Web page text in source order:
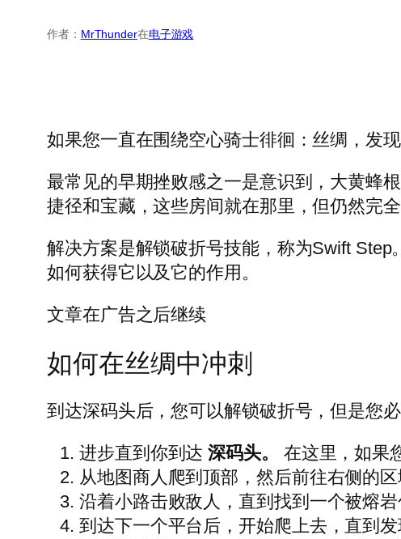
作者： MrThunder在电子游戏
如果您一直在围绕空心骑士徘徊：丝绸，发
最常见的早期挫败感之一是意识到，大黄蜂
捷径和宝藏，这些房间就在那里，但仍然完全
解决方案是解锁破折号技能，称为Swift
如何获得它以及它的作用。
文章在广告之后继续
如何在丝绸中冲刺
到达深码头后，您可以解锁破折号，但是您
进步直到你到达深码头。 在这里，如果
从地图商人爬到顶部，然后前往右侧的区
沿着小路击败敌人，直到找到一个被熔
到达下一个平台后，开始爬上去，直到发